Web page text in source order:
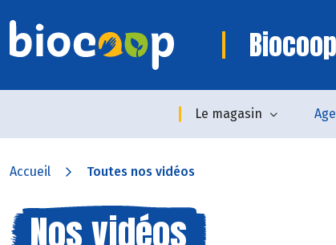
Le magasin
Accueil Toutes nos vidéos
Nos vidéos